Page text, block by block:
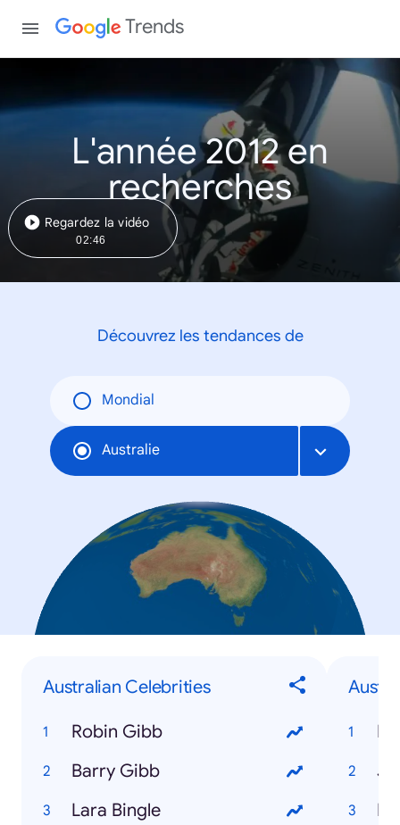
Trends
L'année 2012 en
recherches
Regardez la vidéo
02:46
Découvrez les tendances de
Mondial
Australie
Australian Celebrities
Robin Gibb
Barry Gibb
Lara Bingle